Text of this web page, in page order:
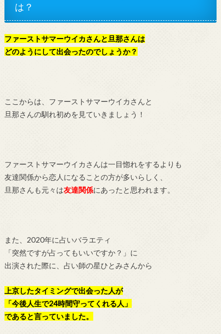
は？
ファーストサマーウイカさんと旦那さんは
どのようにして出会ったのでしょうか？
ここからは、ファーストサマーウイカさんと
旦那さんの馴れ初めを見ていきましょう！
ファーストサマーウイカさんは一目惚れをするよりも
友達関係から恋人になることの方が多いらしく、
旦那さんも元々は友達関係にあったと思われます。
また、2020年に占いバラエティ
「突然ですが占ってもいいですか？」に
出演された際に、占い師の星ひとみさんから
上京したタイミングで出会った人が
「今後人生で24時間守ってくれる人」
であると言っていました。